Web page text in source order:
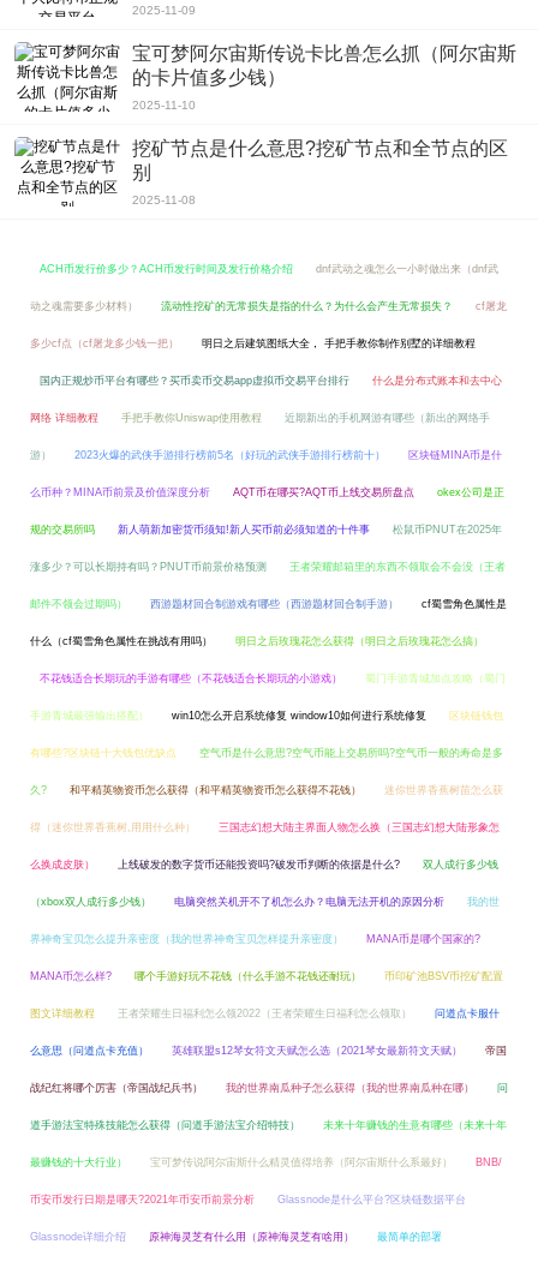
2025-11-09
宝可梦阿尔宙斯传说卡比兽怎么抓（阿尔宙斯
的卡片值多少钱）
2025-11-10
挖矿节点是什么意思?挖矿节点和全节点的区
别
2025-11-08
ACH币发行价多少？ACH币发行时间及发行价格介绍 dnf武动之魂怎么一小时做出来（dnf武
动之魂需要多少材料） 流动性挖矿的无常损失是指的什么？为什么会产生无常损失？ cf屠龙
多少cf点（cf屠龙多少钱一把） 明日之后建筑图纸大全， 手把手教你制作别墅的详细教程
国内正规炒币平台有哪些？买币卖币交易app虚拟币交易平台排行 什么是分布式账本和去中心
网络 详细教程 手把手教你Uniswap使用教程 近期新出的手机网游有哪些（新出的网络手
游） 2023火爆的武侠手游排行榜前5名（好玩的武侠手游排行榜前十） 区块链MINA币是什
么币种？MINA币前景及价值深度分析 AQT币在哪买?AQT币上线交易所盘点 okex公司是正
规的交易所吗 新人萌新加密货币须知!新人买币前必须知道的十件事 松鼠币PNUT在2025年
涨多少？可以长期持有吗？PNUT币前景价格预测 王者荣耀邮箱里的东西不领取会不会没（王者
邮件不领会过期吗） 西游题材回合制游戏有哪些（西游题材回合制手游） cf蜀雪角色属性是
什么（cf蜀雪角色属性在挑战有用吗） 明日之后玫瑰花怎么获得（明日之后玫瑰花怎么搞）
不花钱适合长期玩的手游有哪些（不花钱适合长期玩的小游戏） 蜀门手游青城加点攻略（蜀门
手游青城最强输出搭配） win10怎么开启系统修复 window10如何进行系统修复 区块链钱包
有哪些?区块链十大钱包优缺点 空气币是什么意思?空气币能上交易所吗?空气币一般的寿命是多
久? 和平精英物资币怎么获得（和平精英物资币怎么获得不花钱） 迷你世界香蕉树苗怎么获
得（迷你世界香蕉树,用用什么种） 三国志幻想大陆主界面人物怎么换（三国志幻想大陆形象怎
么换成皮肤） 上线破发的数字货币还能投资吗?破发币判断的依据是什么? 双人成行多少钱
（xbox双人成行多少钱） 电脑突然关机开不了机怎么办？电脑无法开机的原因分析 我的世
界神奇宝贝怎么提升亲密度（我的世界神奇宝贝怎样提升亲密度） MANA币是哪个国家的?
MANA币怎么样? 哪个手游好玩不花钱（什么手游不花钱还耐玩） 币印矿池BSV币挖矿配置
图文详细教程 王者荣耀生日福利怎么领2022（王者荣耀生日福利怎么领取） 问道点卡服什
么意思（问道点卡充值） 英雄联盟s12琴女符文天赋怎么选（2021琴女最新符文天赋） 帝国
战纪红将哪个厉害（帝国战纪兵书） 我的世界南瓜种子怎么获得（我的世界南瓜种在哪） 问
道手游法宝特殊技能怎么获得（问道手游法宝介绍特技） 未来十年赚钱的生意有哪些（未来十年
最赚钱的十大行业） 宝可梦传说阿尔宙斯什么精灵值得培养（阿尔宙斯什么系最好） BNB/
币安币发行日期是哪天?2021年币安币前景分析 Glassnode是什么平台?区块链数据平台
Glassnode详细介绍 原神海灵芝有什么用（原神海灵芝有啥用） 最简单的部署